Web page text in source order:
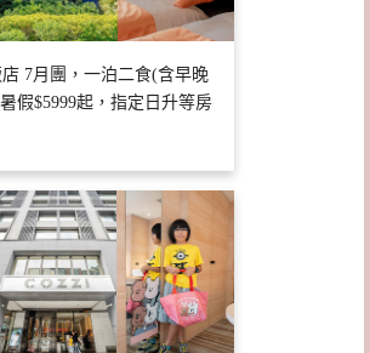
7月團，一泊二食(含早晚
假$5999起，指定日升等房